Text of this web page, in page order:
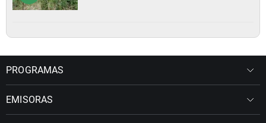
PROGRAMAS
EMISORAS